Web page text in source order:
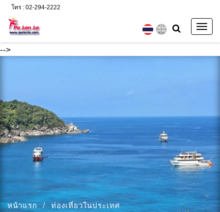
-->
โทร : 02-294-2222
หน้าแรก ท่องเที่ยวในประเทศ